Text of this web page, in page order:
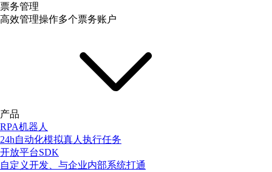
票务管理
高效管理操作多个票务账户
产品
RPA机器人
24h自动化模拟真人执行任务
开放平台SDK
自定义开发、与企业内部系统打通